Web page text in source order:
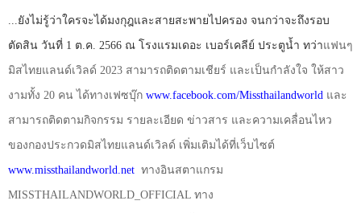
...ยังไม่รู้ว่าใครจะได้มงกุฎและสายสะพายไปครอง จนกว่าจะถึงรอบ
ตัดสิน วันที่ 1 ต.ค. 2566 ณ โรงแรมเดอะ เบอร์เคลีย์ ประตูน้ำ ทว่าแฟนๆ
มิสไทยแลนด์เวิลด์ 2023 สามารถติดตามเชียร์ และเป็นกำลังใจ ให้สาว
งามทั้ง 20 คน ได้ทางเฟซบุ๊ก www.facebook.com/Missthailandworld และ
สามารถติดตามกิจกรรม รายละเอียด ข่าวสาร และความเคลื่อนไหว
ของกองประกวดมิสไทยแลนด์เวิลด์ เพิ่มเติมได้ที่เว็บไซต์
www.missthailandworld.net ทางอินสตาแกรม
MISSTHAILANDWORLD_OFFICIAL ทาง